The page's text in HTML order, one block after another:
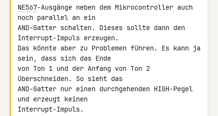
NE567-Ausgänge neben dem Mikrocontroller auch
noch parallel an ein
AND-Gatter schalten. Dieses sollte dann den
Interrupt-Impuls erzeugen.
Das könnte aber zu Problemen führen. Es kann ja
sein, dass sich das Ende
von Ton 1 und der Anfang von Ton 2
überschneiden. So sieht das
AND-Gatter nur einen durchgehenden HIGH-Pegel
und erzeugt keinen
Interrupt-Impuls.